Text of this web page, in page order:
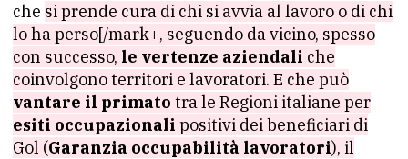
che si prende cura di chi si avvia al lavoro o di chi
lo ha perso[/mark+, seguendo da vicino, spesso
con successo, le vertenze aziendali che
coinvolgono territori e lavoratori. E che può
vantare il primato tra le Regioni italiane per
esiti occupazionali positivi dei beneficiari di
Gol (Garanzia occupabilità lavoratori), il